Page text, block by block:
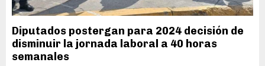
Diputados postergan para 2024 decisión de
disminuir la jornada laboral a 40 horas
semanales